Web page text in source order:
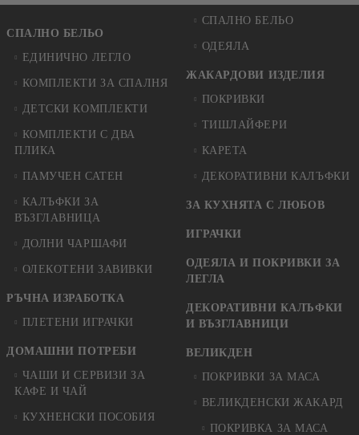
СПАЛНО БЕЛЬО
ЕДИНИЧНО ЛЕГЛО
КОМПЛЕКТИ ЗА СПАЛНЯ
ДЕТСКИ КОМПЛЕКТИ
КОМПЛЕКТИ С ДВА
ПЛИКА
ПАМУЧЕН САТЕН
КАЛЪФКИ ЗА
ВЪЗГЛАВНИЦА
ДОЛНИ ЧАРШАФИ
ОЛЕКОТЕНИ ЗАВИВКИ
РЪЧНА ИЗРАБОТКА
ПЛЕТЕНИ ИГРАЧКИ
ДОМАШНИ ПОТРЕБИ
ЧАШИ И СЕРВИЗИ ЗА
КАФЕ И ЧАЙ
КУХНЕНСКИ ПОСОБИЯ
СПАЛНО БЕЛЬО
ОДЕЯЛА
ЖАКАРДОВИ ИЗДЕЛИЯ
ПОКРИВКИ
ТИШЛАЙФЕРИ
КАРЕТА
ДЕКОРАТИВНИ КАЛЪФКИ
ЗА КУХНЯТА С ЛЮБОВ
ИГРАЧКИ
ОДЕЯЛА И ПОКРИВКИ ЗА
ЛЕГЛА
ДЕКОРАТИВНИ КАЛЪФКИ
И ВЪЗГЛАВНИЦИ
ВЕЛИКДЕН
ПОКРИВКИ ЗА МАСА
ВЕЛИКДЕНСКИ ЖАКАРД
ПОКРИВКА ЗА МАСА